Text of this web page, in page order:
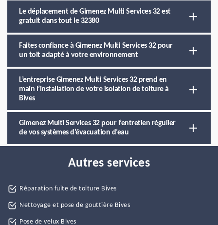
Le déplacement de Gimenez Multi Services 32 est
gratuit dans tout le 32380
Faites confiance à Gimenez Multi Services 32 pour
un toit adapté à votre environnement
L’entreprise Gimenez Multi Services 32 prend en
main l’installation de votre isolation de toiture à
Bives
Gimenez Multi Services 32 pour l’entretien régulier
de vos systèmes d’évacuation d’eau
Autres services
Réparation fuite de toiture Bives
Nettoyage et pose de gouttière Bives
Pose de velux Bives